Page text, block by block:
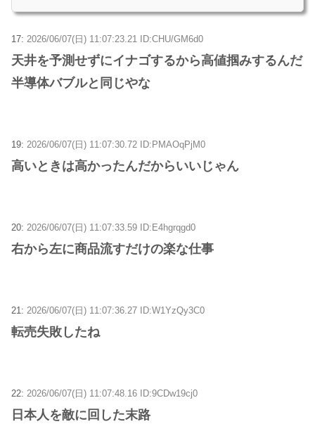
17: 2026/06/07(日) 11:07:23.21 ID:CHU/GM6d0
天井を予測せずにイナゴするから高値掴みするんだ
半導体バブルと同じやな
19: 2026/06/07(日) 11:07:30.72 ID:PMAOqPjM0
高いときは高かったんだからいいじゃん
20: 2026/06/07(日) 11:07:33.59 ID:E4hgrqgd0
右から左に商品流すだけの楽な仕事
21: 2026/06/07(日) 11:07:36.27 ID:W1YzQy3C0
転売失敗したね
22: 2026/06/07(日) 11:07:48.16 ID:9CDw19cj0
日本人を敵に回した末路